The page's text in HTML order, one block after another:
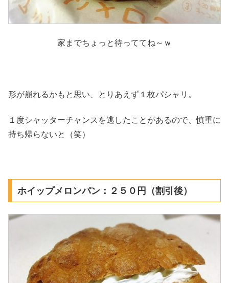
家までちょっと待っててね～ｗ
形が崩れるかもと思い、とりあえず１枚パシャリ。
１度シャッターチャンスを逃したことがあるので、慎重に
持ち帰らないと（笑）
ホイップメロンパン：２５０円（割引後）